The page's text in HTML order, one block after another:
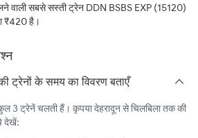
वाली सबसे सस्ती ट्रेन DDN BSBS EXP (15120)
₹420 है।
ट्रेनों के समय का विवरण बताएँ
3 ट्रेनें चलती हैं। कृपया देहरादून से चिलबिला तक की
देखें: